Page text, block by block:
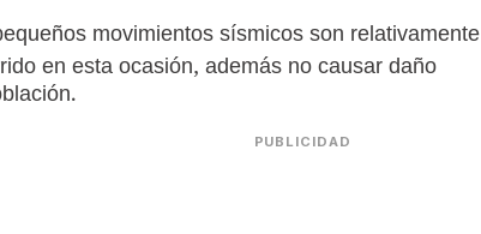
movimientos sísmicos son relativamente
en esta ocasión, además no causar daño
PUBLICIDAD